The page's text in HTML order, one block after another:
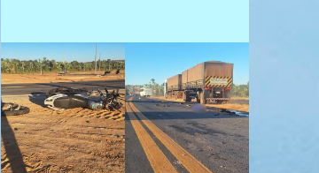
vizinhos. O bairro onde se localiza a praia é
palco de amplos investimentos e projetos
grandiosos como hotéis, pousadas e
residências de veraneio de grande porte. O
maior empreendimento fixado nessa área é
o SESC Praia, inaugurado em 12 de julho de